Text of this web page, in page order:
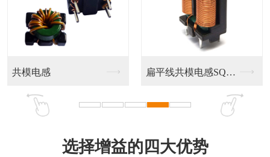
打扁线圈 大功率扁平线圈
选择增益的四大优势